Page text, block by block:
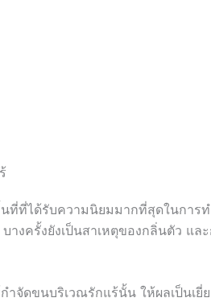
ที่ที่ได้รับความนิยมมากที่สุดในการท
างครั้งยังเป็นสาเหตุของกลิ่นตัว แ
กำจัดขนบริเวณรักแร้นั้น ให้ผลเป็น